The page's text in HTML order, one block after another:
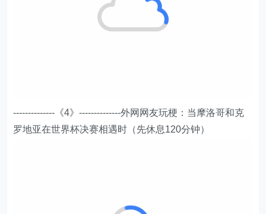
--------------《4》--------------外网网友玩梗：当摩洛哥和克
罗地亚在世界杯决赛相遇时（先休息120分钟）